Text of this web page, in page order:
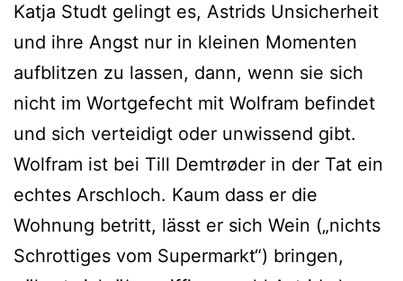
Katja Studt gelingt es, Astrids Unsicherheit
und ihre Angst nur in kleinen Momenten
aufblitzen zu lassen, dann, wenn sie sich
nicht im Wortgefecht mit Wolfram befindet
und sich verteidigt oder unwissend gibt.
Wolfram ist bei Till Demtrøder in der Tat ein
echtes Arschloch. Kaum dass er die
Wohnung betritt, lässt er sich Wein („nichts
Schrottiges vom Supermarkt“) bringen,